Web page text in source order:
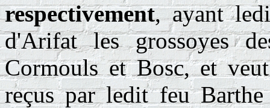
respectivement, ayant
d'Arifat les grossoyes
Cormouls et Bosc, et
reçus par ledit feu